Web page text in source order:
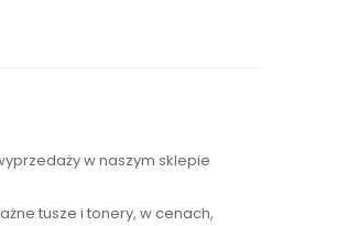
w naszym sklepie
tusze i tonery, w cenach,